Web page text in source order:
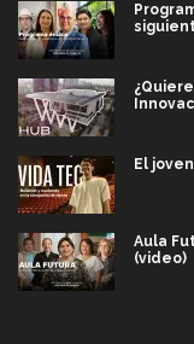
El
Aula
(video)